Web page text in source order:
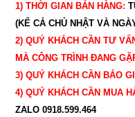
1) THỜI GIAN BÁN HÀNG:
(KỂ CẢ CHỦ NHẬT VÀ
2) QUÝ KHÁCH CẦN TƯ
MÀ CÔNG TRÌNH ĐANG
3) QUÝ KHÁCH CẦN BÁO
4) QUÝ KHÁCH CẦN MUA
ZALO 0918.599.464